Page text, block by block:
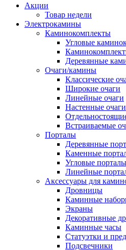
Акции
Товар недели
Электрокамины
Каминокомплекты
Угловые
Деревянные
Очаги/камины
Классические
Широкие очаги
Линейные очаги
Настенные очаги
Встраиваемые
Порталы
Деревянные
Каменные
Угловые порталы
Линейные
Аксессуары для
Дровницы
Каминные
Экраны
Декоративные
Каминные часы
Статуэтки и
Подсвечники